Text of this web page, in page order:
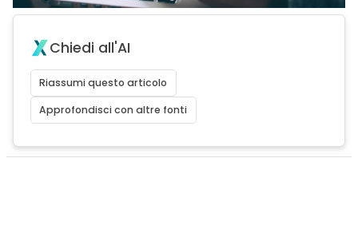
Chiedi all'AI
Riassumi questo articolo
Approfondisci con altre fonti